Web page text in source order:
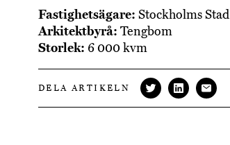
Fastighetsägare: Stockholms Stad
Arkitektbyrå: Tengbom
Storlek: 6 000 kvm
DELA ARTIKELN